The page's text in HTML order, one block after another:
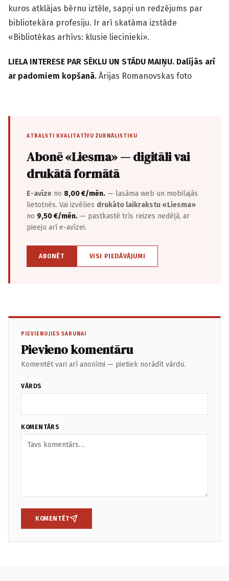
kuros atklājas bērnu iztēle, sapņi un redzējums par
bibliotekāra profesiju. Ir arī skatāma izstāde
«Bibliotēkas arhīvs: klusie liecinieki».
LIELA INTERESE PAR SĒKLU UN STĀDU MAIŅU. Dalījās arī
ar padomiem kopšanā. Ārijas Romanovskas foto
ATBALSTI KVALITATĪVU ŽURNĀLISTIKU
Abonē «Liesma» — digitāli vai
drukātā formātā
E-avīze no 8,00 €/mēn. — lasāma web un mobilajās
lietotnēs. Vai izvēlies drukāto laikrakstu «Liesma»
no 9,50 €/mēn. — pastkastē trīs reizes nedēļā, ar
pieeju arī e-avīzei.
ABONĒT VISI PIEDĀVĀJUMI
PIEVIENOJIES SARUNAI
Pievieno komentāru
Komentēt vari arī anonīmi — pietiek norādīt vārdu.
VĀRDS
KOMENTĀRS
KOMENTĒT